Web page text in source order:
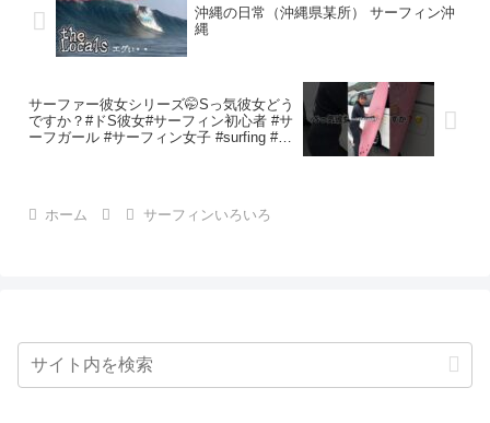
沖縄の日常（沖縄県某所） サーフィン沖
縄
サーファー彼女シリーズ🤭Sっ気彼女どう
ですか？#ドS彼女#サーフィン初心者 #サ
ーフガール #サーフィン女子 #surfing #サ
ホーム サーフィンいろいろ